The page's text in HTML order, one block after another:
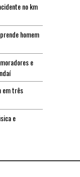
no km
homem
e
em três
e